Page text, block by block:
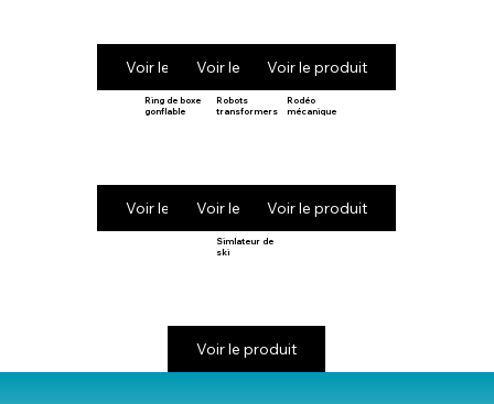
Voir le produitVoir le produitVoir le produit
Ring de boxe
gonflable
Voir le produit
Robots
transformers
Voir le produit
Rodéo
mécanique
Voir le produit
Simlateur de
ski
Voir le produit